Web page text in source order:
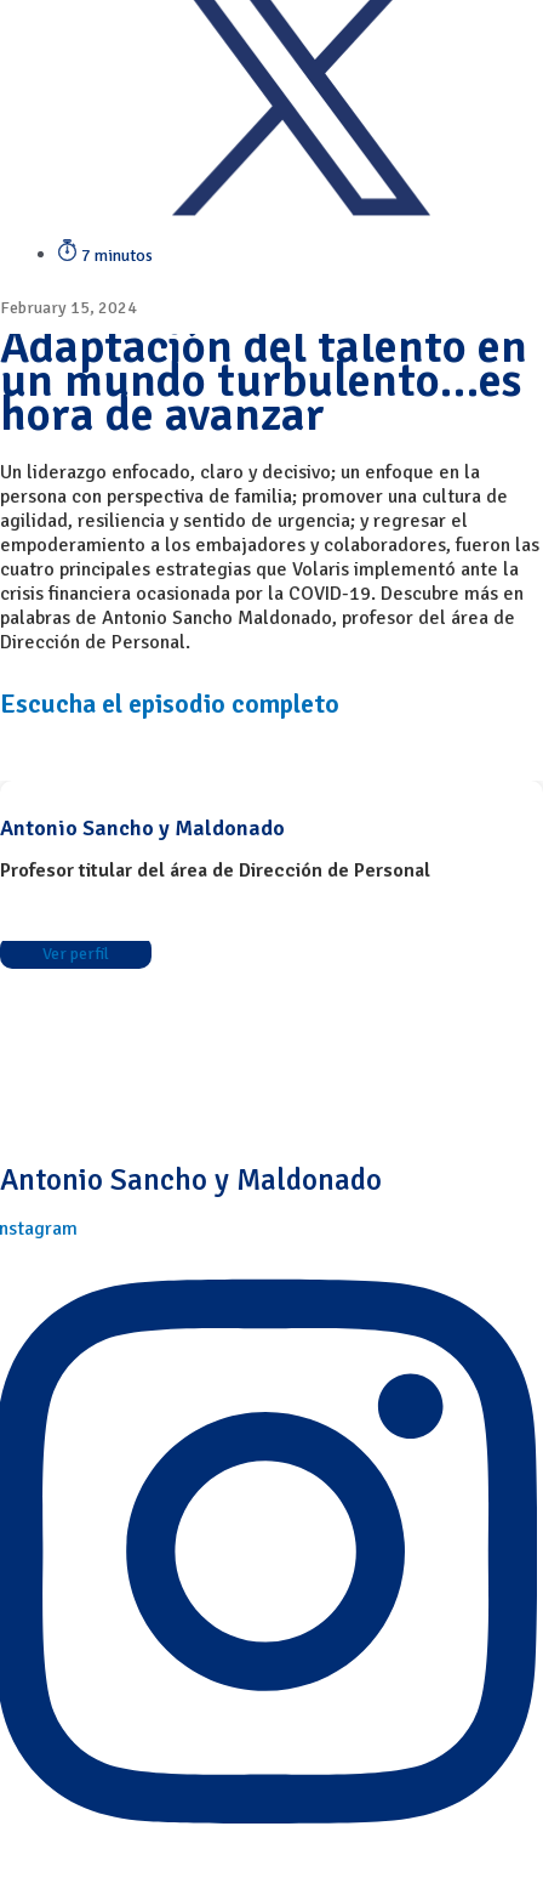
7 minutos
February 15, 2024
Adaptación del talento en
un mundo turbulento…es
hora de avanzar
Un liderazgo enfocado, claro y decisivo; un enfoque en la
persona con perspectiva de familia; promover una cultura de
agilidad, resiliencia y sentido de urgencia; y regresar el
empoderamiento a los embajadores y colaboradores, fueron las
cuatro principales estrategias que Volaris implementó ante la
crisis financiera ocasionada por la COVID-19. Descubre más en
palabras de Antonio Sancho Maldonado, profesor del área de
Dirección de Personal.
Escucha el episodio completo
Antonio Sancho y Maldonado
Profesor titular del área de Dirección de Personal
Ver perfil
Antonio Sancho y Maldonado